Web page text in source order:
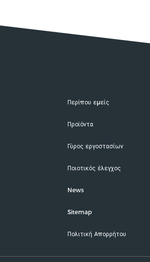
Περίπου εμείς
Προϊόντα
Γύρος εργοστασίων
Ποιοτικός έλεγχος
News
Sitemap
Πολιτική Απορρήτου